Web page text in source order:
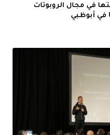
في مجال الروبوتات